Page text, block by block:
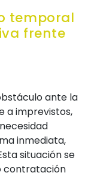
temporal
frente
ante la
a imprevistos,
inmediata,
situación se
contratación